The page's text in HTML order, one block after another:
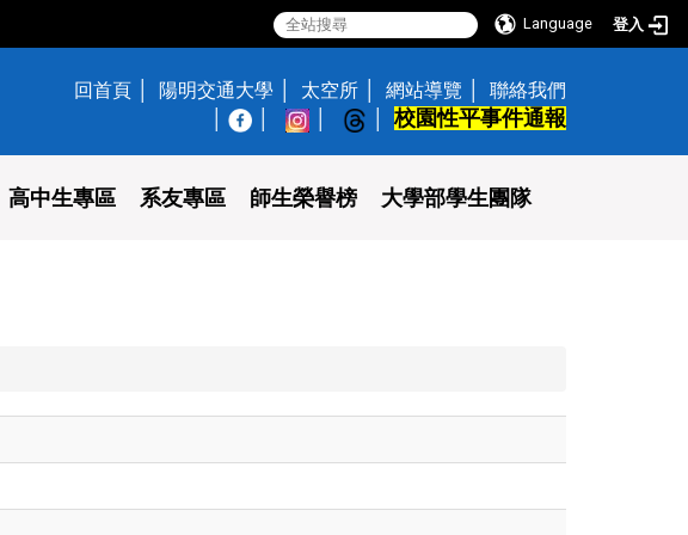
Language 登入
回首頁 陽明交通大學 太空所 網站導覽
聯絡我們
校園性平事件通報
高中生專區 系友專區 師生榮譽榜 大學部學生團隊